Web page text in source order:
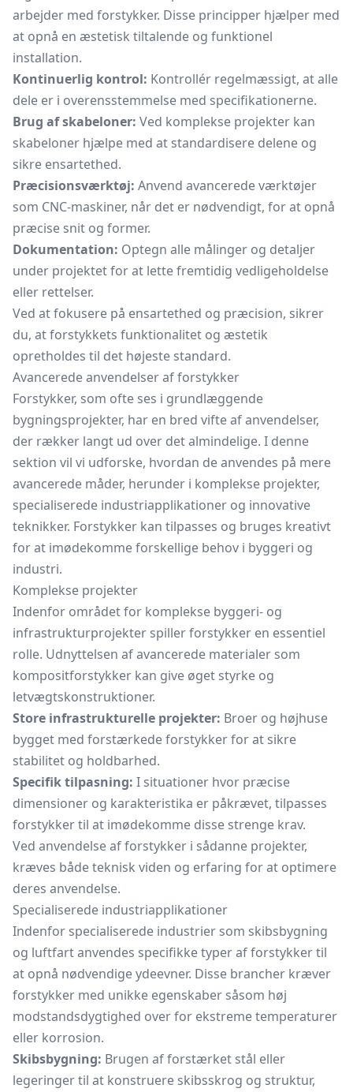
arbejder med forstykker. Disse principper hjælper med
at opnå en æstetisk tiltalende og funktionel
installation.
Kontinuerlig kontrol: Kontrollér regelmæssigt, at alle
dele er i overensstemmelse med specifikationerne.
Brug af skabeloner: Ved komplekse projekter kan
skabeloner hjælpe med at standardisere delene og
sikre ensartethed.
Præcisionsværktøj: Anvend avancerede værktøjer
som CNC-maskiner, når det er nødvendigt, for at opnå
præcise snit og former.
Dokumentation: Optegn alle målinger og detaljer
under projektet for at lette fremtidig vedligeholdelse
eller rettelser.
Ved at fokusere på ensartethed og præcision, sikrer
du, at forstykkets funktionalitet og æstetik
opretholdes til det højeste standard.
Avancerede anvendelser af forstykker
Forstykker, som ofte ses i grundlæggende
bygningsprojekter, har en bred vifte af anvendelser,
der rækker langt ud over det almindelige. I denne
sektion vil vi udforske, hvordan de anvendes på mere
avancerede måder, herunder i komplekse projekter,
specialiserede industriapplikationer og innovative
teknikker. Forstykker kan tilpasses og bruges kreativt
for at imødekomme forskellige behov i byggeri og
industri.
Komplekse projekter
Indenfor området for komplekse byggeri- og
infrastrukturprojekter spiller forstykker en essentiel
rolle. Udnyttelsen af avancerede materialer som
kompositforstykker kan give øget styrke og
letvægtskonstruktioner.
Store infrastrukturelle projekter: Broer og højhuse
bygget med forstærkede forstykker for at sikre
stabilitet og holdbarhed.
Specifik tilpasning: I situationer hvor præcise
dimensioner og karakteristika er påkrævet, tilpasses
forstykker til at imødekomme disse strenge krav.
Ved anvendelse af forstykker i sådanne projekter,
kræves både teknisk viden og erfaring for at optimere
deres anvendelse.
Specialiserede industriapplikationer
Indenfor specialiserede industrier som skibsbygning
og luftfart anvendes specifikke typer af forstykker til
at opnå nødvendige ydeevner. Disse brancher kræver
forstykker med unikke egenskaber såsom høj
modstandsdygtighed over for ekstreme temperaturer
eller korrosion.
Skibsbygning: Brugen af forstærket stål eller
legeringer til at konstruere skibsskrog og struktur,